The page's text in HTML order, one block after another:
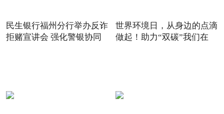
民生银行福州分行举办反诈
拒赌宣讲会 强化警银协同
世界环境日，从身边的点滴
做起！助力“双碳”我们在